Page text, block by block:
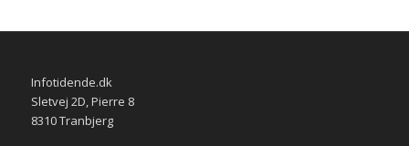
Infotidende.dk
Sletvej 2D, Pierre 8
8310 Tranbjerg